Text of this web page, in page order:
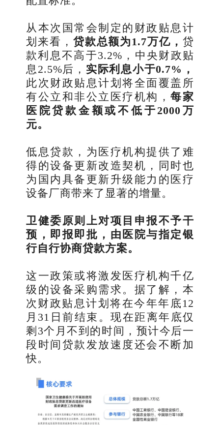
从本次国常会制定的财政贴息计
划来看， 贷款总额为1.7万亿，贷
款利息不高于3.2%，中央财政贴
息2.5%后， 实际利息小于0.7%，
此次财政贴息计划将全面覆盖所
有公立和非公立医疗机构，每家
医院贷款金额或不低于2000万
元。
低息贷款，为医疗机构提供了难
得的设备更新改造契机，同时也
为国内具备更新升级能力的医疗
设备厂商带来了显著的增量。
卫健委原则上对项目申报不予干
预，即报即批，由医院与指定银
行自行协商贷款方案。
这一政策或将激发医疗机构千亿
级的设备采购需求。据了解，本
次财政贴息计划将在今年年底12
月31日前结束。现在距离年底仅
剩3个月不到的时间，预计今后一
段时间贷款发放速度还会不断加
快。